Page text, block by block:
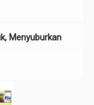
Menyuburkan